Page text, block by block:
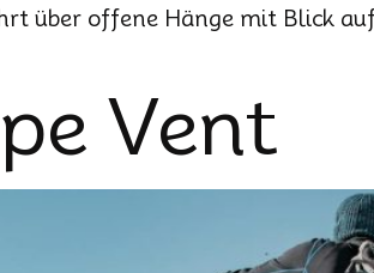
über offene Hänge mit Blick
Vent